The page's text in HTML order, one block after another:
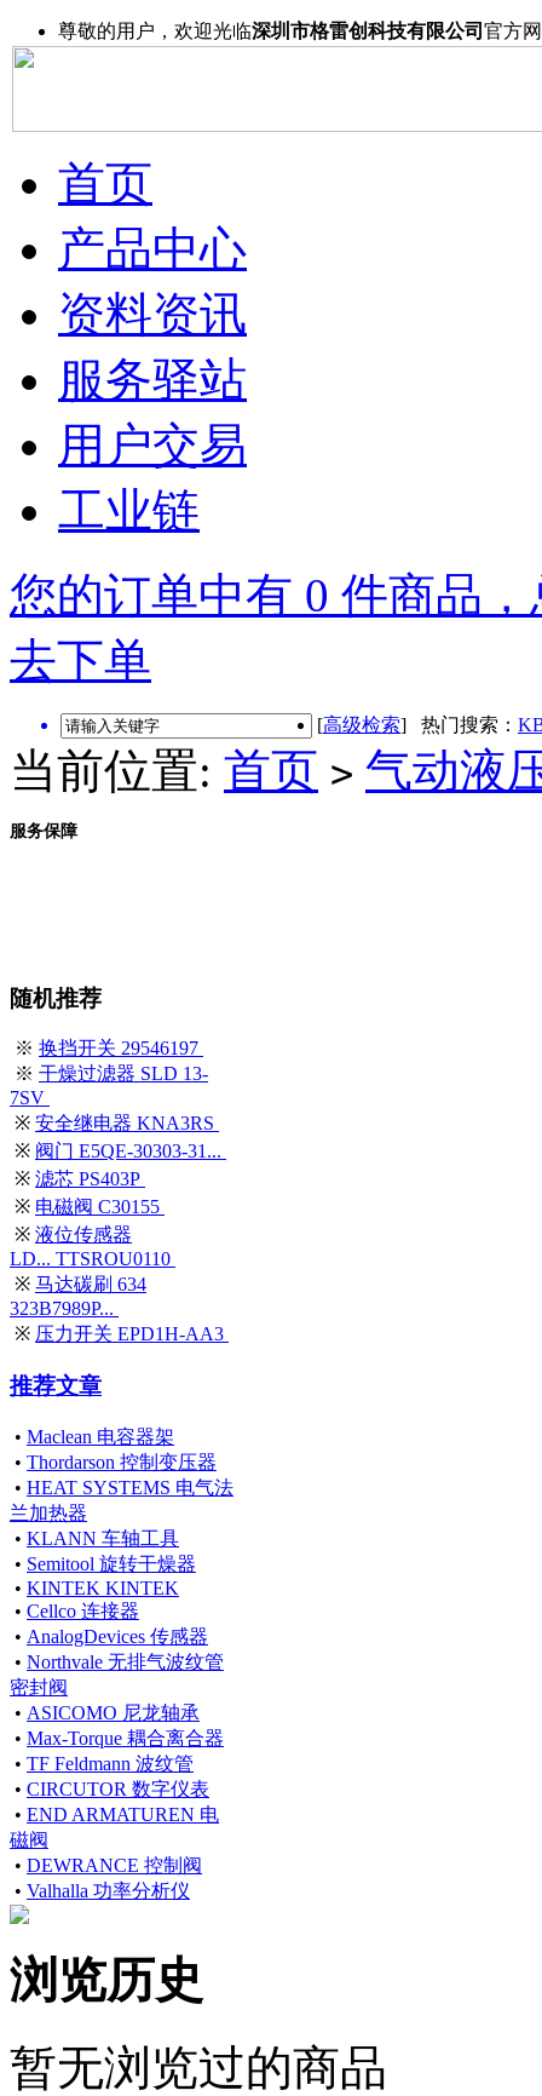
尊敬的用户，欢迎光临深圳市格雷创科技有限公司 官方
首页
产品中心
资料资讯
服务驿站
用户交易
工业链
您的订单中有 0 件商品
去下单
[高级检索] 热门搜索：
当前位置: 首页 > 气动液
服务保障
随机推荐
※ 换挡开关 29546197
※ 干燥过滤器 SLD 13-
7SV
※ 安全继电器 KNA3RS
※ 阀门 E5QE-30303-31...
※ 滤芯 PS403P
※ 电磁阀 C30155
※ 液位传感器
LD... TTSROU0110
※ 马达碳刷 634
323B7989P...
※ 压力开关 EPD1H-AA3
推荐文章
• Maclean 电容器架
• Thordarson 控制变压器
• HEAT SYSTEMS 电气法
兰加热器
• KLANN 车轴工具
• Semitool 旋转干燥器
• KINTEK KINTEK
• Cellco 连接器
• AnalogDevices 传感器
• Northvale 无排气波纹管
密封阀
• ASICOMO 尼龙轴承
• Max-Torque 耦合离合器
• TF Feldmann 波纹管
• CIRCUTOR 数字仪表
• END ARMATUREN 电
磁阀
• DEWRANCE 控制阀
• Valhalla 功率分析仪
浏览历史
暂无浏览过的商品